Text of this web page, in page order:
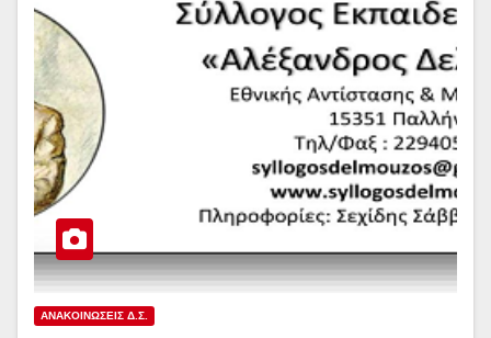
ΑΝΑΚΟΙΝΏΣΕΙΣ Δ.Σ.